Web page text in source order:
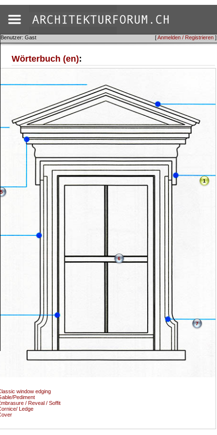
[Anmelden / Registrieren ]
Benutzer: Gast
Wörterbuch (en):
1
window edging
Pediment
/ Reveal / Soffit
Ledge
5
6
7